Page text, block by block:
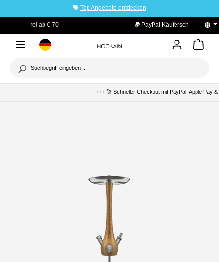
Top Angebote entdecken
PayPal Käuferschutz
+++ 🚀 Schneller Checkout mit PayPal, Apple Pay &